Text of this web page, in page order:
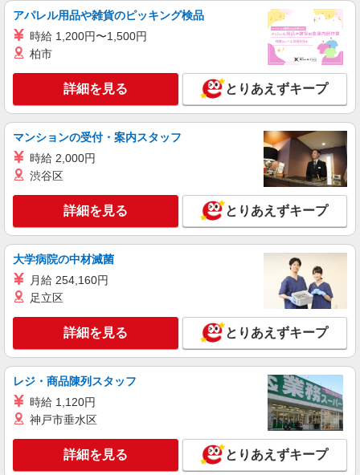
アパレル用品や雑貨のピッキング検品
時給 1,200円〜1,500円
柏市
詳細を見る とりあえずキープ
マンションの受付・案内スタッフ
時給 2,000円
渋谷区
詳細を見る とりあえずキープ
大学病院の中材滅菌
月給 254,160円
足立区
詳細を見る とりあえずキープ
レジ・商品陳列スタッフ
時給 1,120円
神戸市垂水区
詳細を見る とりあえずキープ